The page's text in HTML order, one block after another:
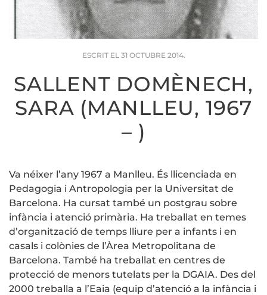
ESCRIT EL 31 OCTUBRE 2014.
SALLENT DOMÈNECH,
SARA (MANLLEU, 1967
– )
Va néixer l’any 1967 a Manlleu. És llicenciada en
Pedagogia i Antropologia per la Universitat de
Barcelona. Ha cursat també un postgrau sobre
infància i atenció primària. Ha treballat en temes
d’organització de temps lliure per a infants i en
casals i colònies de l’Àrea Metropolitana de
Barcelona. També ha treballat en centres de
protecció de menors tutelats per la DGAIA. Des del
2000 treballa a l’Eaia (equip d’atenció a la infància i